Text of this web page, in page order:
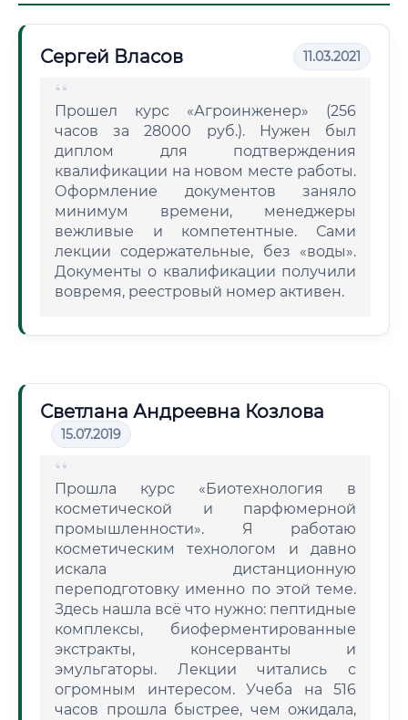
Сергей Власов 11.03.2021
Прошел курс «Агроинженер» (256
часов за 28000 руб.). Нужен был
диплом для подтверждения
квалификации на новом месте работы.
Оформление документов заняло
минимум времени, менеджеры
вежливые и компетентные. Сами
лекции содержательные, без «воды».
Документы о квалификации получили
вовремя, реестровый номер активен.
Светлана Андреевна Козлова
15.07.2019
Прошла курс «Биотехнология в
косметической и парфюмерной
промышленности». Я работаю
косметическим технологом и давно
искала дистанционную
переподготовку именно по этой теме.
Здесь нашла всё что нужно: пептидные
комплексы, биоферментированные
экстракты, консерванты и
эмульгаторы. Лекции читались с
огромным интересом. Учеба на 516
часов прошла быстрее, чем ожидала,